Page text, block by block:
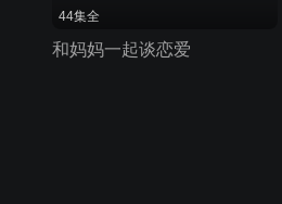
44集全
和妈妈一起谈恋爱